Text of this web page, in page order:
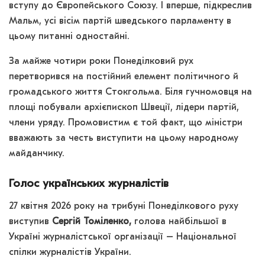
вступу до Європейського Союзу. І вперше, підкреслив
Мальм, усі вісім партій шведського парламенту в
цьому питанні одностайні.
За майже чотири роки Понеділковий рух
перетворився на постійний елемент політичного й
громадського життя Стокгольма. Біля гучномовця на
площі побували архієпископ Швеції, лідери партій,
члени уряду. Промовистим є той факт, що міністри
вважають за честь виступити на цьому народному
майданчику.
Голос українських журналістів
27 квітня 2026 року на трибуні Понеділкового руху
виступив Сергій Томіленко, голова найбільшої в
Україні журналістської організації – Національної
спілки журналістів України.